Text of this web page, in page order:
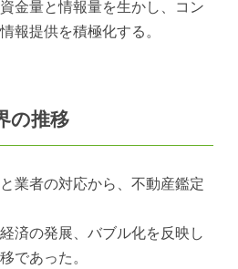
金量と情報量を生かし、コン
報提供を積極化する。
の推移
業者の対応から、不動産鑑定
済の発展、バブル化を反映し
であった。